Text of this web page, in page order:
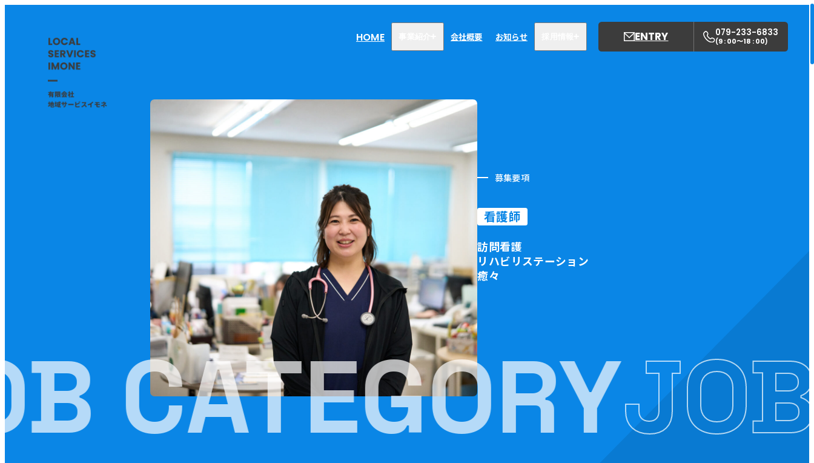
HOME
訪問看護リハビリステーション
癒々
リハビリセンター癒々
健康特化型デイサービス癒々＋
α
福祉用具プランナー癒々
会社概要 お知らせ ENTRY 079-233-6833
(9 : 00〜18 : 00)
募集要項
看護師
訪問看護
リハビリステーション
癒々
CATEGORYJOB